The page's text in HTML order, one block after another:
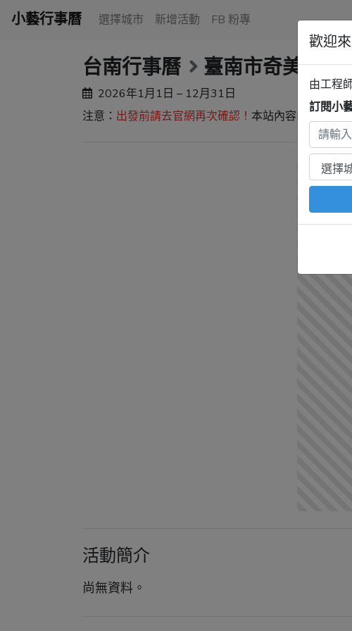
小藝行事曆 選擇城市 新增活動 FB 粉專
台南行事曆 臺南市奇美博物
2026年1月1日 – 12月31日
注意： 出發前請去官網再次確認！ 本站內容由程式自
活動簡介
尚無資料。
歡迎
由工程
訂閱小